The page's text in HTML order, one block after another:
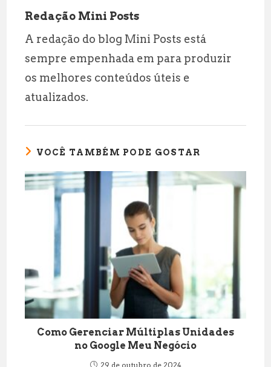
Redação Mini Posts
A redação do blog Mini Posts está
sempre empenhada em para produzir
os melhores conteúdos úteis e
atualizados.
VOCÊ TAMBÉM PODE GOSTAR
Como Gerenciar Múltiplas Unidades
no Google Meu Negócio
29 de outubro de 2024